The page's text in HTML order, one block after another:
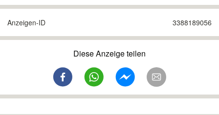
Anzeigen-ID 3388189056
Diese Anzeige teilen